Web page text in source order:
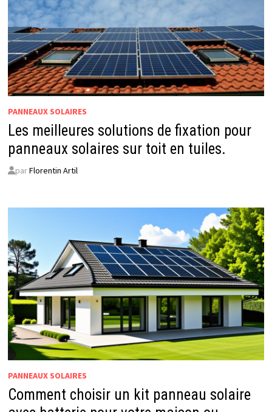
PANNEAUX SOLAIRES
Les meilleures solutions de fixation pour
panneaux solaires sur toit en tuiles.
parFlorentin Artil
PANNEAUX SOLAIRES
Comment choisir un kit panneau solaire